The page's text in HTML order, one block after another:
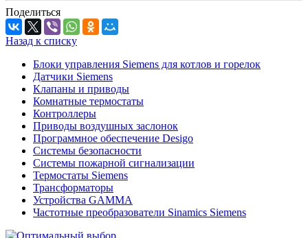
Поделиться
Назад к списку
Блоки управления Siemens для котлов и горелок
Датчики Siemens
Клапаны и приводы
Комнатные термостаты
Контроллеры
Приводы воздушных заслонок
Программное обеспечение Desigo
Системы безопасности
Системы пожарной сигнализации
Термостаты Siemens
Трансформаторы
Устройства GAMMA
Частотные преобразователи Sinamics Siemens